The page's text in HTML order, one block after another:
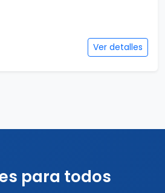
Ver detalles
para todos